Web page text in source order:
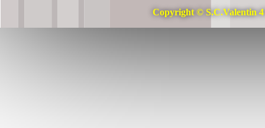
Copyright © S.C.Valentin